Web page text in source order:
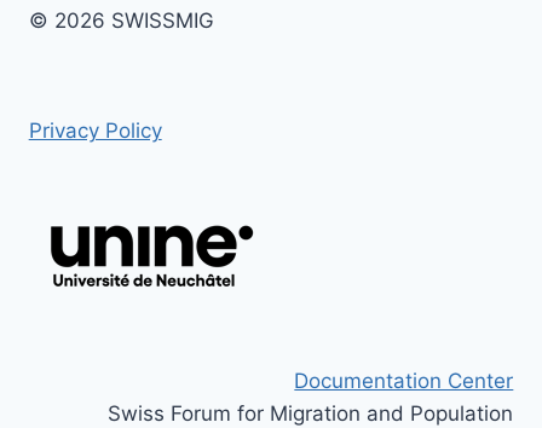
© 2026 SWISSMIG
Privacy Policy
Documentation Center
Swiss Forum for Migration and Population